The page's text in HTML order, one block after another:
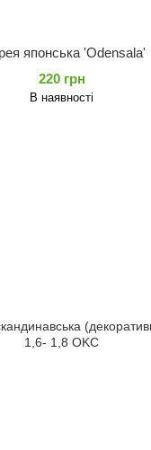
японська 'Odensala'
220 грн
В наявності